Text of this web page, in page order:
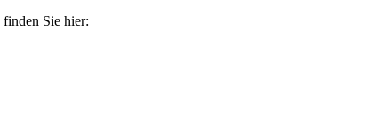
finden Sie hier: